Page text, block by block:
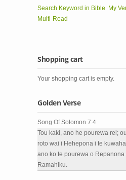
Search Keyword in Bible My
Multi-Read
Shopping cart
Your shopping cart is empty.
Golden Verse
Song Of Solomon 7:4
Tou kaki, ano he pourewa rei;
roto wai i Hehepona i te
ano ko te pourewa o Repanona
Ramahiku.